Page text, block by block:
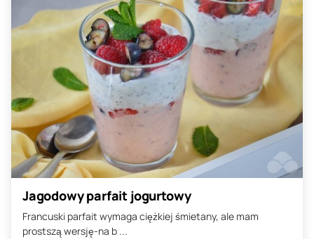
Jagodowy parfait jogurtowy
Francuski parfait wymaga ciężkiej śmietany, ale mam
prostszą wersję-na b ...